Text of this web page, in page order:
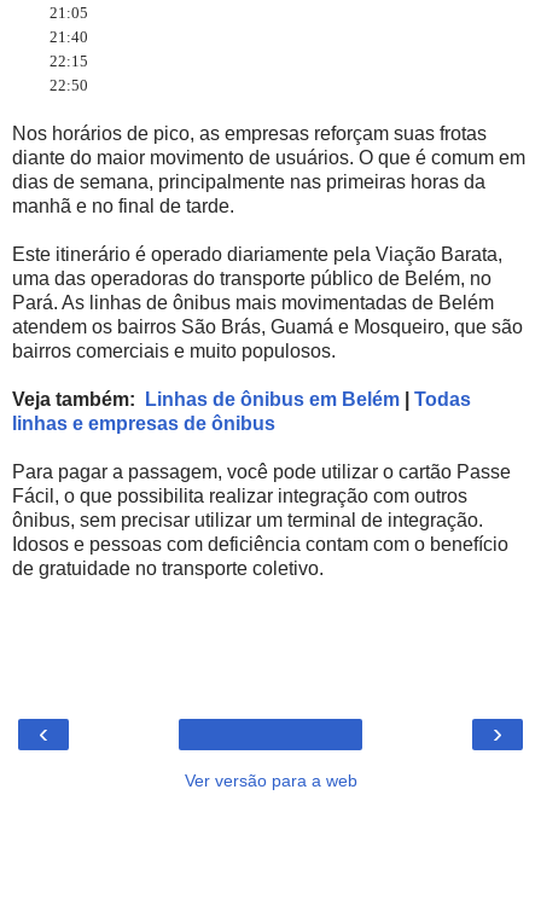
21:05
21:40
22:15
22:50
Nos horários de pico, as empresas reforçam suas frotas
diante do maior movimento de usuários. O que é comum em
dias de semana, principalmente nas primeiras horas da
manhã e no final de tarde.
Este itinerário é operado diariamente pela Viação Barata,
uma das operadoras do transporte público de Belém, no
Pará. As linhas de ônibus mais movimentadas de Belém
atendem os bairros São Brás, Guamá e Mosqueiro, que são
bairros comerciais e muito populosos.
Veja também: Linhas de ônibus em Belém
Todas
linhas e empresas de ônibus
Para pagar a passagem, você pode utilizar o cartão Passe
Fácil, o que possibilita realizar integração com outros
ônibus, sem precisar utilizar um terminal de integração.
Idosos e pessoas com deficiência contam com o benefício
de gratuidade no transporte coletivo.
‹ ›
Ver versão para a web